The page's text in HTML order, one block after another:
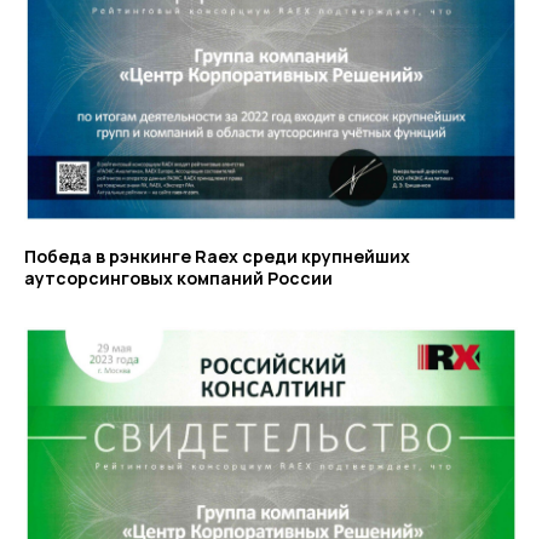
Победа в рэнкинге Raex среди крупнейших
аутсорсинговых компаний России
Медиа
Новости
Блог экспертов
налоговый учет
Управление
командированием
Диагностика
Управление ОЦО
Услуги
Казначейство
Страхование
Сертификация
Юридическая
поддержка
Консалтинг
Наши офисы